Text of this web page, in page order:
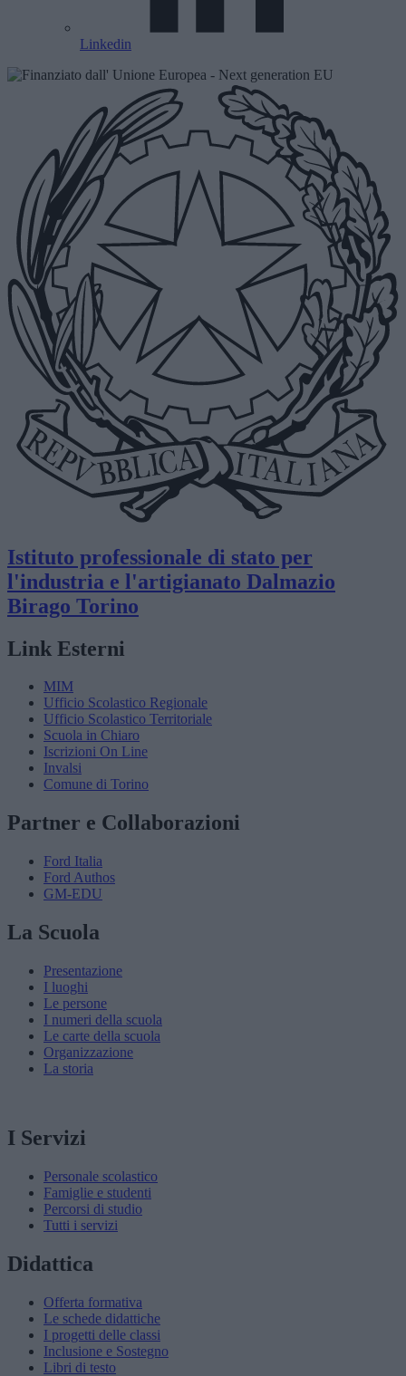
Linkedin
Istituto professionale di stato per
l'industria e l'artigianato Dalmazio
Birago Torino
Link Esterni
MIM
Ufficio Scolastico Regionale
Ufficio Scolastico Territoriale
Scuola in Chiaro
Iscrizioni On Line
Invalsi
Comune di Torino
Partner e Collaborazioni
Ford Italia
Ford Authos
GM-EDU
La Scuola
Presentazione
I luoghi
Le persone
I numeri della scuola
Le carte della scuola
Organizzazione
La storia
I Servizi
Personale scolastico
Famiglie e studenti
Percorsi di studio
Tutti i servizi
Didattica
Offerta formativa
Le schede didattiche
I progetti delle classi
Inclusione e Sostegno
Libri di testo